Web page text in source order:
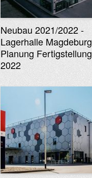
Neubau 2021/2022 -
Lagerhalle Magdeburg
Planung Fertigstellung
2022